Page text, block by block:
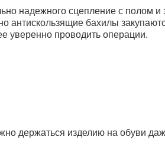
надежного сцепление с полом
бахилы
уверенно проводить операции.
держаться изделию на обуви